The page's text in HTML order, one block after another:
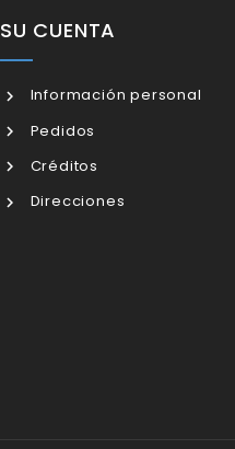
SU CUENTA
Información personal
Pedidos
Créditos
Direcciones